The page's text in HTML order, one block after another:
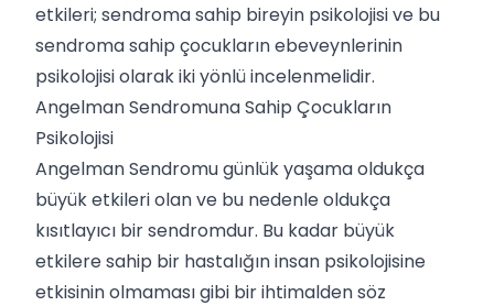
etkileri; sendroma sahip bireyin psikolojisi ve bu
sendroma sahip çocukların ebeveynlerinin
psikolojisi olarak iki yönlü incelenmelidir.
Angelman Sendromuna Sahip Çocukların
Psikolojisi
Angelman Sendromu günlük yaşama oldukça
büyük etkileri olan ve bu nedenle oldukça
kısıtlayıcı bir sendromdur. Bu kadar büyük
etkilere sahip bir hastalığın insan psikolojisine
etkisinin olmaması gibi bir ihtimalden söz